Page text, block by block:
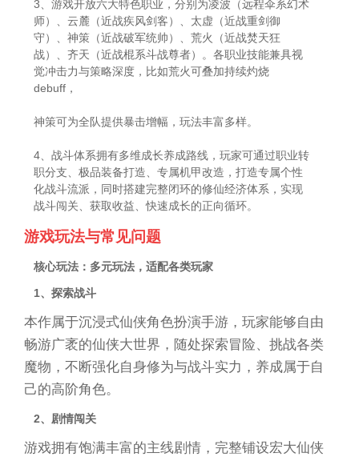
3、游戏开放六大特色职业，分别为凌波（远程伞系幻术
师）、云麓（近战疾风剑客）、太虚（近战重剑御
守）、神策（近战破军统帅）、荒火（近战焚天狂
战）、齐天（近战棍系斗战尊者）。各职业技能兼具视
觉冲击力与策略深度，比如荒火可叠加持续灼烧
debuff，
神策可为全队提供暴击增幅，玩法丰富多样。
4、战斗体系拥有多维成长养成路线，玩家可通过职业转
职分支、极品装备打造、专属机甲改造，打造专属个性
化战斗流派，同时搭建完整闭环的修仙经济体系，实现
战斗闯关、获取收益、快速成长的正向循环。
游戏玩法与常见问题
核心玩法：多元玩法，适配各类玩家
1、探索战斗
本作属于沉浸式仙侠角色扮演手游，玩家能够自由
畅游广袤的仙侠大世界，随处探索冒险、挑战各类
魔物，不断强化自身修为与战斗实力，养成属于自
己的高阶角色。
2、剧情闯关
游戏拥有饱满丰富的主线剧情，完整铺设宏大仙侠